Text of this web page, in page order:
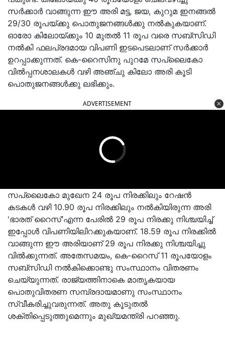
സർക്കാർ വാങ്ങുന്ന ഈ അരി മട്ട, ജയ, കുറുമ ഇനങ്ങൽ
29/30 രൂപയ്ക്കു പൊതുജനങ്ങൾക്കു നൽകുകയാണ്.
ഓരോ കിലോയ്ക്കും 10 മുതൽ 11 രൂപ വരെ സബ്സിഡി
നൽകി ഫലപ്രദമായ വിപണി ഇടപെടലാണ് സർക്കാർ
ഉറപ്പാക്കുന്നത്. കെ-റൈസിനു പുറമേ സപ്ലൈകോ
വിൽപ്പനശാലകൾ വഴി അഞ്ചു കിലോ അരി കൂടി
പൊതുജനങ്ങൾക്കു ലഭിക്കും.
ADVERTISEMENT
സപ്ലൈകോ മുഖേന 24 രൂപ നിരക്കിലും റേഷൻ
കടകൾ വഴി 10.90 രൂപ നിരക്കിലും നൽകിയിരുന്ന അരി
'ഭാരത് റൈസ്'എന്ന പേരിൽ 29 രൂപ നിരക്കു നിശ്ചയിച്ച്
ഇപ്പോൾ വിപണിയിലിറക്കുകയാണ്. 18.59 രൂപ നിരക്കിൽ
വാങ്ങുന്ന ഈ അരിയാണ് 29 രൂപ നിരക്കു നിശ്ചയിച്ചു
വിൽക്കുന്നത്. അതേസമയം, കെ-റൈസ് 11 രൂപയോളം
സബ്സിഡി നൽകിക്കൊണ്ടു സംസ്ഥാനം വിതരണം
ചെയ്യുന്നത്. രാജ്യത്തിനാകെ മാതൃകയായ
പൊതുവിതരണ സമ്പ്രദായമാണു സംസ്ഥാനം
സ്വീകരിച്ചുവരുന്നത്. അതു കൂടുതൽ
ശക്തിപ്പെടുത്തുമെന്നും മുഖ്യമന്ത്രി പറഞ്ഞു.